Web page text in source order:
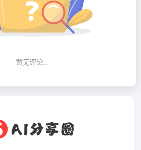
暂无评论...